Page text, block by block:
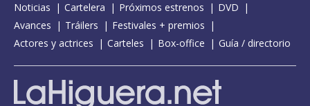
Noticias Cartelera Próximos estrenos
DVD
Avances
Tráilers
Festivales + premios
Actores y actrices
Carteles Box-office Guía / directorio